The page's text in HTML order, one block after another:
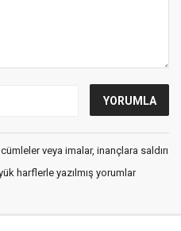
veya imalar, inançlara saldırı
harflerle yazılmış yorumlar